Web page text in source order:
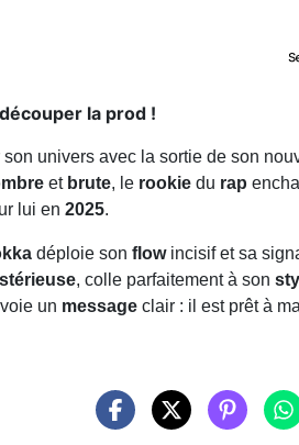
la prod !
son univers avec la sortie de son
et brute, le rookie du rap
lui en 2025.
déploie son flowincisif et sa
, colle parfaitement à son
un message clair : il est prêt à